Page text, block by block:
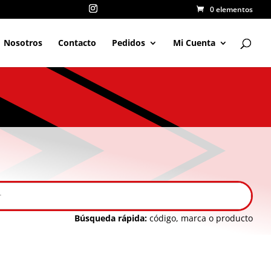
0 elementos
Nosotros Contacto Pedidos Mi Cuenta
Búsqueda rápida: código, marca o producto